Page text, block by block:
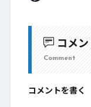
コメン
Comment
コメントを書く